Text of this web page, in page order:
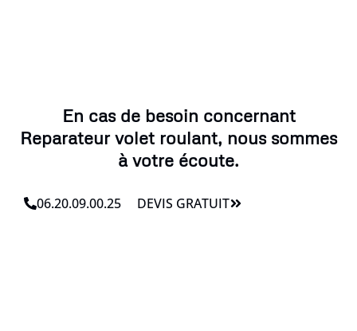
En cas de besoin concernant
Reparateur volet roulant, nous sommes
à votre écoute.
06.20.09.00.25 DEVIS GRATUIT